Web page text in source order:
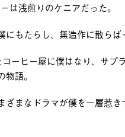
は浅煎りのケニアだった。
もたらし、無造作に散ら
ーヒー屋に僕はなり、サ
語。
まなドラマが僕を一層惹